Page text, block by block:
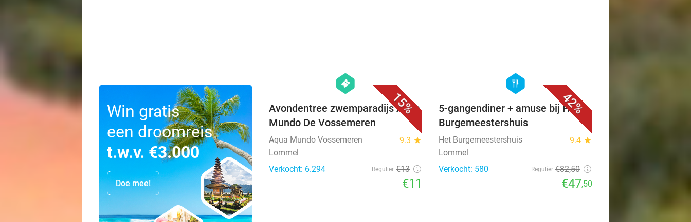
Win gratis
een droomreis
t.w.v. €3.000
Doe mee!
15%
hexagon
events
Avondentree zwemparadijs Aqua
Mundo De Vossemeren
Aqua Mundo Vossemeren 9.3 star
Lommel
Verkocht: 6.294
Regulier €13
€11
42%
hexagon
food
5-gangendiner + amuse bij Het
Burgemeestershuis
Het Burgemeestershuis 9.4 star
Lommel
Verkocht: 580
Regulier €82,50
€47,50